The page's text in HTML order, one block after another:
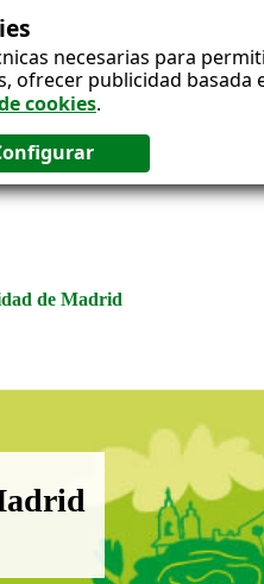
necesarias para
ofrecer publicidad
cookies.
de Madrid
de Madrid